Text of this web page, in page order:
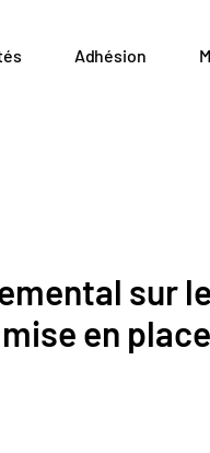
Adhésion
sur
en